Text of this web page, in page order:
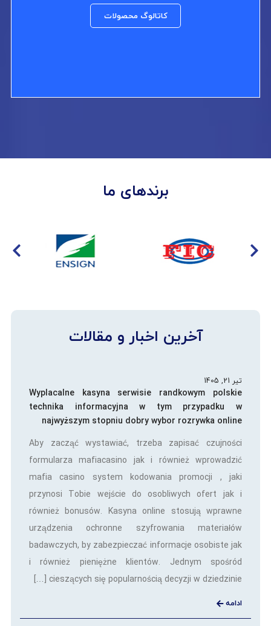
کاتالوگ محصولات
برندهای ما
آخرین اخبار و مقالات
تیر 21, 1405
Wyplacalne kasyna serwisie randkowym polskie
technika informacyjna w tym przypadku w
najwyższym stopniu dobry wybor rozrywka online
Aby zacząć wystawiać, trzeba zapisać czujności
formularza mafiacasino jak i również wprowadzić
mafia casino system kodowania promocji , jaki
przynosi Tobie wejście do osobliwych ofert jak i
również bonusów. Kasyna online stosują wprawne
urządzenia ochronne szyfrowania materiałów
badawczych, by zabezpieczać informacje osobiste jak
i również pieniężne klientów. Jednym spośród
cieszących się popularnością decyzji w dziedzinie […]
ادامه